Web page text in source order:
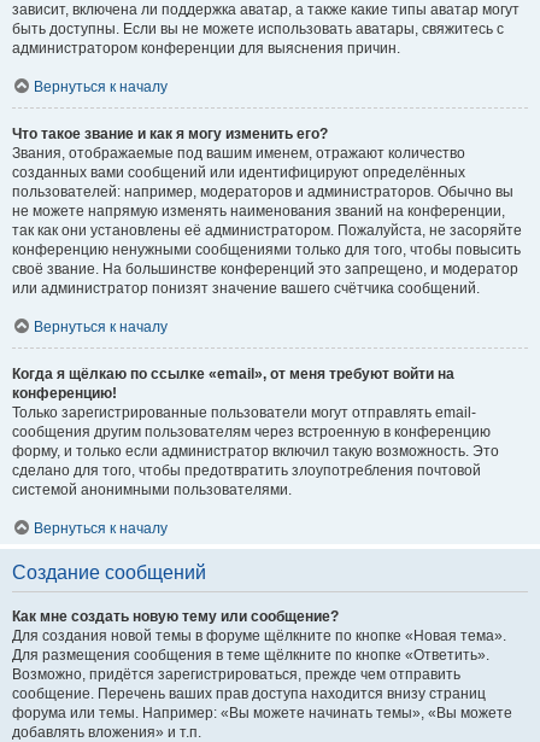
зависит, включена ли поддержка аватар, а также какие типы аватар могут
быть доступны. Если вы не можете использовать аватары, свяжитесь с
администратором конференции для выяснения причин.
Вернуться к началу
Что такое звание и как я могу изменить его?
Звания, отображаемые под вашим именем, отражают количество
созданных вами сообщений или идентифицируют определённых
пользователей: например, модераторов и администраторов. Обычно вы
не можете напрямую изменять наименования званий на конференции,
так как они установлены её администратором. Пожалуйста, не засоряйте
конференцию ненужными сообщениями только для того, чтобы повысить
своё звание. На большинстве конференций это запрещено, и модератор
или администратор понизят значение вашего счётчика сообщений.
Вернуться к началу
Когда я щёлкаю по ссылке «email», от меня требуют войти на
конференцию!
Только зарегистрированные пользователи могут отправлять email-
сообщения другим пользователям через встроенную в конференцию
форму, и только если администратор включил такую возможность. Это
сделано для того, чтобы предотвратить злоупотребления почтовой
системой анонимными пользователями.
Вернуться к началу
Создание сообщений
Как мне создать новую тему или сообщение?
Для создания новой темы в форуме щёлкните по кнопке «Новая тема».
Для размещения сообщения в теме щёлкните по кнопке «Ответить».
Возможно, придётся зарегистрироваться, прежде чем отправить
сообщение. Перечень ваших прав доступа находится внизу страниц
форума или темы. Например: «Вы можете начинать темы», «Вы можете
добавлять вложения» и т.п.